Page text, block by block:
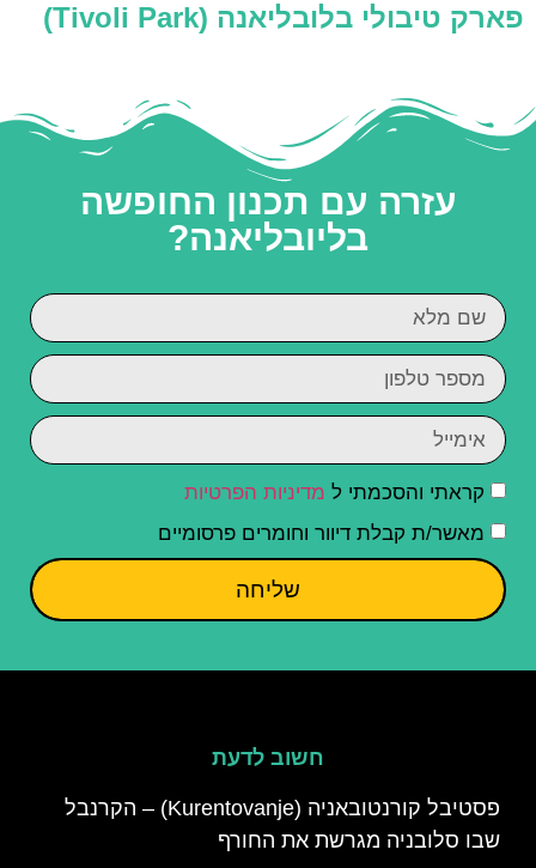
פארק טיבולי בלובליאנה (‪Tivoli Park‬)
עזרה עם תכנון החופשה
בליובליאנה?
קראתי והסכמתי ל מדיניות הפרטיות
מאשר/ת קבלת דיוור וחומרים פרסומיים
שליחה
חשוב לדעת
פסטיבל קורנטובאניה (Kurentovanje) – הקרנבל
שבו סלובניה מגרשת את החורף